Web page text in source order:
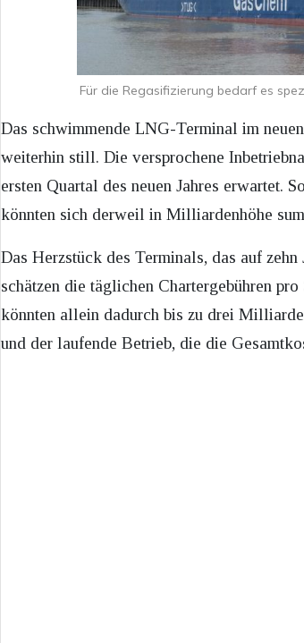
Für die Regasifizierung bedarf es
Das schwimmende LNG-Terminal im
weiterhin still. Die versprochene
ersten Quartal des neuen Jahres erwartet.
könnten sich derweil in Milliardenhöhe
Das Herzstück des Terminals, das auf
schätzen die täglichen Chartergebühren
könnten allein dadurch bis zu drei
und der laufende Betrieb, die die